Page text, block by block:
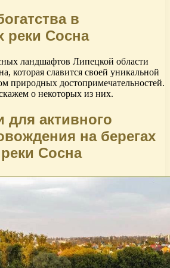
в
реки Сосна
ландшафтов Липецкой области
которая славится своей уникальной
природных достопримечательностей.
о некоторых из них.
для активного
на берегах
Сосна